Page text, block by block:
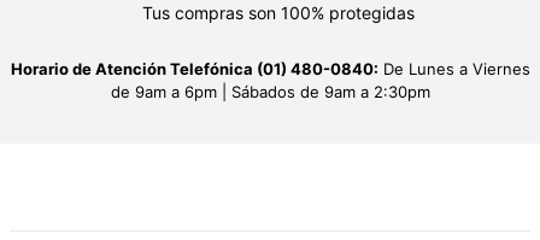
Tus compras son 100% protegidas
Horario de Atención Telefónica (01) 480-0840: De Lunes a Viernes
de 9am a 6pm | Sábados de 9am a 2:30pm